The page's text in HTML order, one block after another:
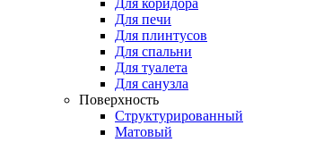
Для коридора
Для печи
Для плинтусов
Для спальни
Для туалета
Для санузла
Поверхность
Структурированный
Матовый